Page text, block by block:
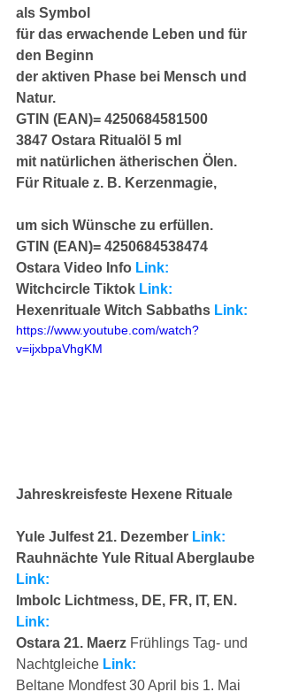
als Symbol
für das erwachende Leben und für
den Beginn
der aktiven Phase bei Mensch und
Natur.
GTIN (EAN)= 4250684581500
3847 Ostara Ritualöl 5 ml
mit natürlichen ätherischen Ölen.
Für Rituale z. B. Kerzenmagie,
um sich Wünsche zu erfüllen.
GTIN (EAN)= 4250684538474
Ostara Video Info Link:
Witchcircle Tiktok Link:
Hexenrituale Witch Sabbaths Link:
https://www.youtube.com/watch?
v=ijxbpaVhgKM
Jahreskreisfeste Hexene Rituale
Yule Julfest 21. Dezember Link:
Rauhnächte Yule Ritual Aberglaube
Link:
Imbolc Lichtmess, DE, FR, IT, EN.
Link:
Ostara 21. Maerz Frühlings Tag- und
Nachtgleiche Link:
Beltane Mondfest 30 April bis 1. Mai